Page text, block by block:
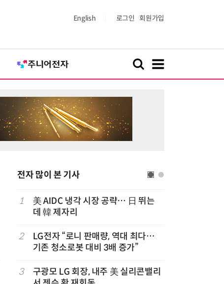
English 로그인 회원가입
전자 많이 본 기사
1
美 AIDC 냉각 시장 공략… 日 뛰는
데 韓 제자리
2
LG전자 “로니 판매량, 역대 최다…
기존 청소로봇 대비 3배 증가”
3
구광모 LG 회장, 내주 美 실리콘밸리